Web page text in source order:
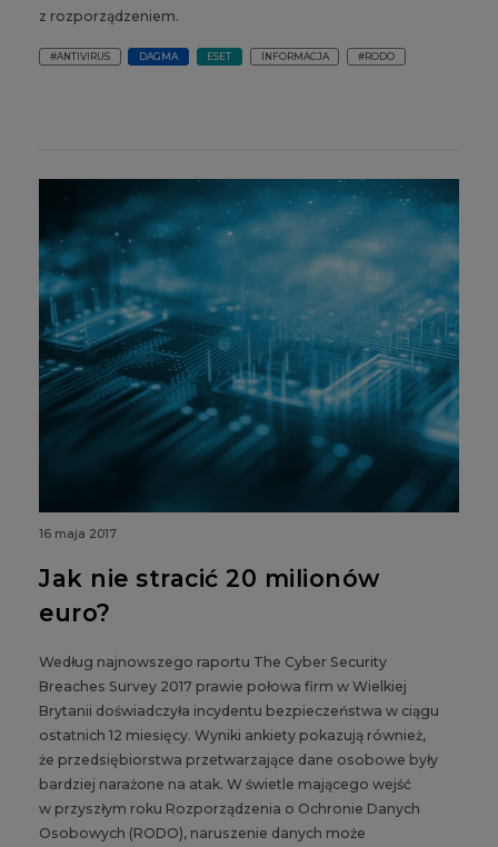
z rozporządzeniem.
#ANTIVIRUS DAGMA ESET INFORMACJA #RODO
16 maja 2017
Jak nie stracić 20 milionów
euro?
Według najnowszego raportu The Cyber Security
Breaches Survey 2017 prawie połowa firm w Wielkiej
Brytanii doświadczyła incydentu bezpieczeństwa w ciągu
ostatnich 12 miesięcy. Wyniki ankiety pokazują również,
że przedsiębiorstwa przetwarzające dane osobowe były
bardziej narażone na atak. W świetle mającego wejść
w przyszłym roku Rozporządzenia o Ochronie Danych
Osobowych (RODO), naruszenie danych może